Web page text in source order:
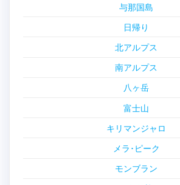
与那国島
日帰り
北アルプス
南アルプス
八ヶ岳
富士山
キリマンジャロ
メラ･ピーク
モンブラン